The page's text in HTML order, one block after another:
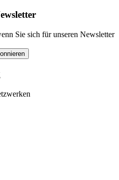
Sie sich für unseren Newsletter